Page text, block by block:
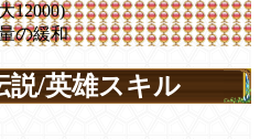
12000)
の緩和
説/英雄スキル